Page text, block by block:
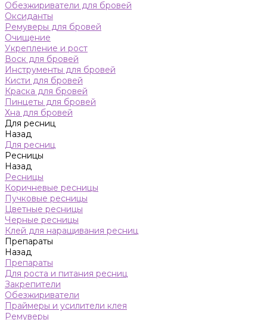
Обезжириватели для бровей
Оксиданты
Ремуверы для бровей
Очищение
Укрепление и рост
Воск для бровей
Инструменты для бровей
Кисти для бровей
Краска для бровей
Пинцеты для бровей
Хна для бровей
Для ресниц
Назад
Для ресниц
Ресницы
Назад
Ресницы
Коричневые ресницы
Пучковые ресницы
Цветные ресницы
Черные ресницы
Клей для наращивания ресниц
Препараты
Назад
Препараты
Для роста и питания ресниц
Закрепители
Обезжириватели
Праймеры и усилители клея
Ремуверы